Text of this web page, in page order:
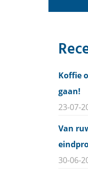
Koffie
gaan!
23-07-
Van
30-06-